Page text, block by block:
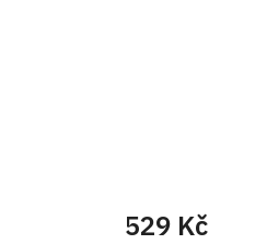
529 Kč